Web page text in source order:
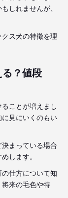
しれませんが、
ス犬の特徴を理
？値段
ことが増えまし
見にいくのもい
まっている場合
します。
仕方について知
来の毛色や特